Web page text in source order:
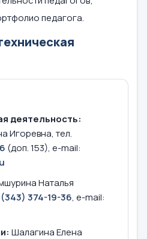
педагога.
деятельность:
Игоревна, тел.
(доп. 153), e-mail:
Наталья
374-19-36, e-mail:
Шалагина Елена